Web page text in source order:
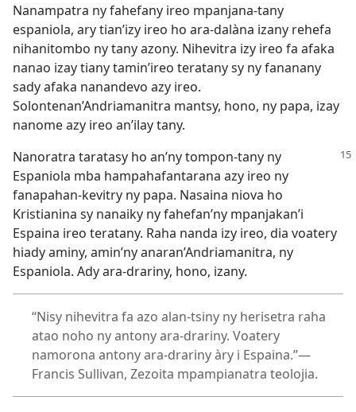
Nanampatra ny fahefany ireo mpanjana-tany
espaniola, ary tian’izy ireo ho ara-dalàna izany rehefa
nihanitombo ny tany azony. Nihevitra izy ireo fa afaka
nanao izay tiany tamin’ireo teratany sy ny fananany
sady afaka nanandevo azy ireo.
Solontenan’Andriamanitra mantsy, hono, ny papa, izay
nanome azy ireo an’ilay tany.
Nanoratra taratasy ho an’ny tompon-tany ny
Espaniola mba hampahafantarana azy ireo ny
fanapahan-kevitry ny papa. Nasaina niova ho
Kristianina sy nanaiky ny fahefan’ny mpanjakan’i
Espaina ireo teratany. Raha nanda izy ireo, dia voatery
hiady aminy, amin’ny anaran’Andriamanitra, ny
Espaniola. Ady ara-drariny, hono, izany.
“Nisy nihevitra fa azo alan-tsiny ny herisetra raha
atao noho ny antony ara-drariny. Voatery
namorona antony ara-drariny àry i Espaina.”—
Francis Sullivan, Zezoita mpampianatra teolojia.